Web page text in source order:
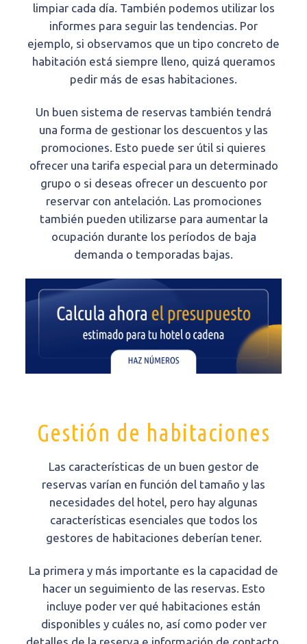
limpiar cada día. También podemos utilizar los
informes para seguir las tendencias. Por
ejemplo, si observamos que un tipo concreto de
habitación está siempre lleno, quizá queramos
pedir más de esas habitaciones.
Un buen sistema de reservas también tendrá
una forma de gestionar los descuentos y las
promociones. Esto puede ser útil si quieres
ofrecer una tarifa especial para un determinado
grupo o si deseas ofrecer un descuento por
reservar con antelación. Las promociones
también pueden utilizarse para aumentar la
ocupación durante los períodos de baja
demanda o temporadas bajas.
Gestión de habitaciones
Las características de un buen gestor de
reservas varían en función del tamaño y las
necesidades del hotel, pero hay algunas
características esenciales que todos los
gestores de habitaciones deberían tener.
La primera y más importante es la capacidad de
hacer un seguimiento de las reservas. Esto
incluye poder ver qué habitaciones están
disponibles y cuáles no, así como poder ver